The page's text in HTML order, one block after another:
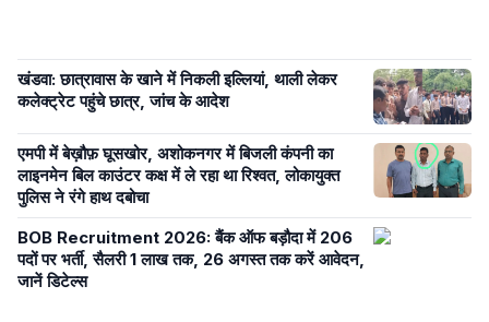
खंडवा: छात्रावास के खाने में निकली इल्लियां, थाली लेकर
कलेक्ट्रेट पहुंचे छात्र, जांच के आदेश
एमपी में बेख़ौफ़ घूसखोर, अशोकनगर में बिजली कंपनी का
लाइनमेन बिल काउंटर कक्ष में ले रहा था रिश्वत, लोकायुक्त
पुलिस ने रंगे हाथ दबोचा
BOB Recruitment 2026: बैंक ऑफ बड़ौदा में 206
पदों पर भर्ती, सैलरी 1 लाख तक, 26 अगस्त तक करें आवेदन,
जानें डिटेल्स